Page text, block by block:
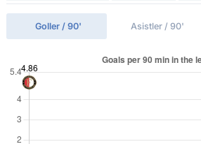
Goller / 90' Asistler / 90'